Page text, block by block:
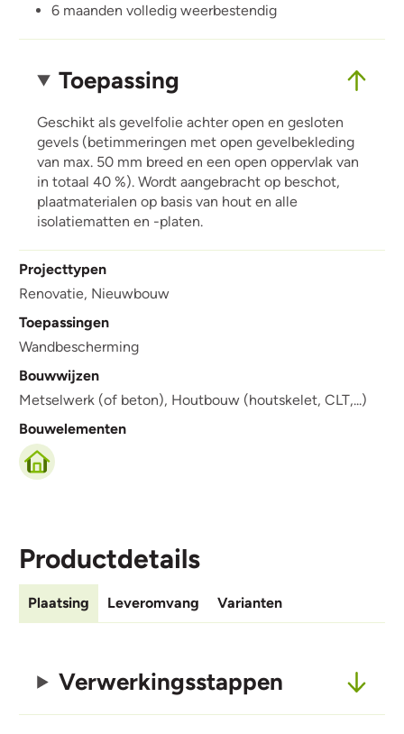
6 maanden volledig weerbestendig
Toepassing
Geschikt als gevelfolie achter open en gesloten
gevels (betimmeringen met open gevelbekleding
van max. 50 mm breed en een open oppervlak van
in totaal 40 %). Wordt aangebracht op beschot,
plaatmaterialen op basis van hout en alle
isolatiematten en -platen.
Projecttypen
Renovatie, Nieuwbouw
Toepassingen
Wandbescherming
Bouwwijzen
Metselwerk (of beton), Houtbouw (houtskelet, CLT,...)
Bouwelementen
Productdetails
Plaatsing Leveromvang Varianten
Verwerkingsstappen